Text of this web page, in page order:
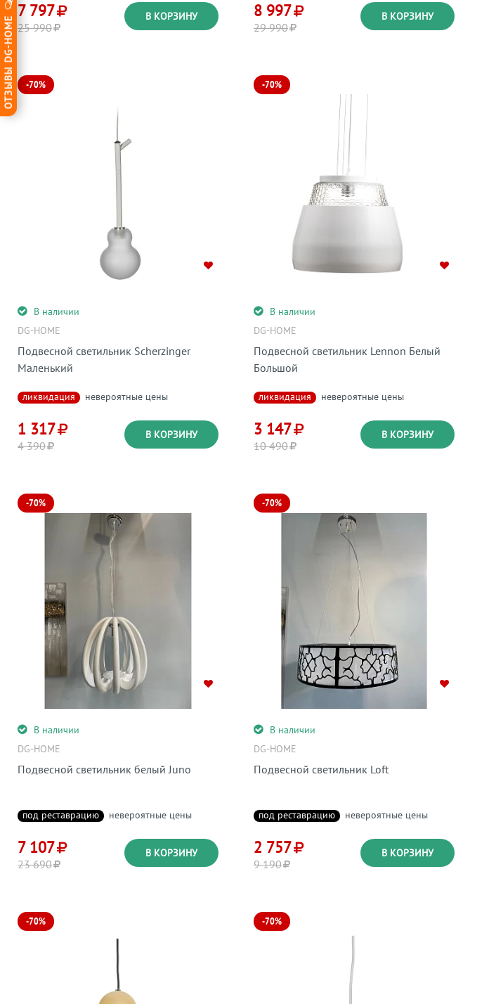
ОТЗЫВЫ DG-HOME В КОРЗИНУ
7 797
25 990
В КОРЗИНУ
8 997
29 990
-70%
В наличии
DG-HOME
Подвесной светильник Scherzinger
Маленький
ликвидация невероятные цены
В КОРЗИНУ
1 317
4 390
-70%
В наличии
DG-HOME
Подвесной светильник Lennon Белый
Большой
ликвидация невероятные цены
В КОРЗИНУ
3 147
10 490
-70%
В наличии
DG-HOME
Подвесной светильник белый Juno
под реставрацию невероятные цены
В КОРЗИНУ
7 107
23 690
-70%
В наличии
DG-HOME
Подвесной светильник Loft
под реставрацию невероятные цены
В КОРЗИНУ
2 757
9 190
-70% -70%